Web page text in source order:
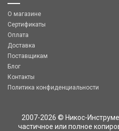
О магазине
Сертификаты
Оплата
Доставка
Поставщикам
Блог
Контакты
Политика конфиденциальности
2007-2026 © Никос-
частичное или полное